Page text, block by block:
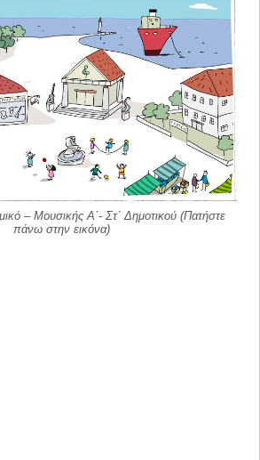
– Μουσικής Α΄- Στ΄ Δημοτικού (Πατήστε
πάνω στην εικόνα)